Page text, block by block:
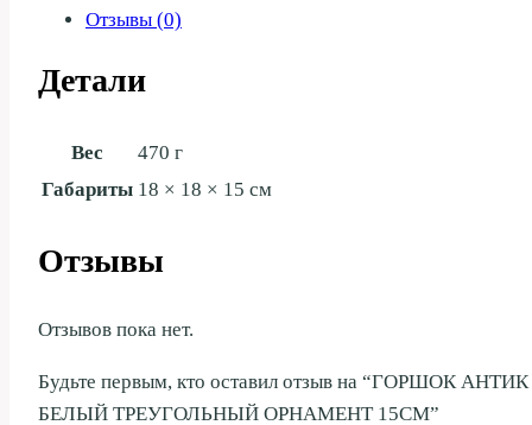
Отзывы (0)
Детали
Вес
470 г
Габариты 18 × 18 × 15 см
Отзывы
Отзывов пока нет.
Будьте первым, кто оставил отзыв на “ГОРШОК АНТИК
БЕЛЫЙ ТРЕУГОЛЬНЫЙ ОРНАМЕНТ 15СМ”